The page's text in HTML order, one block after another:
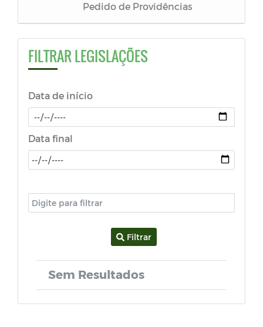
Pedido de Providências
Resoluções
LDO - Lei de Diretrizes Orçamentárias
LOA - Lei Orçamentária Anual
Estatuto do Servidor
Código de Postura
Lei de Acesso à Informação
Lei de Estruturação do Funpreve
FILTRAR LEGISLAÇÕES
Data de início
Data final
Filtrar
Sem Resultados